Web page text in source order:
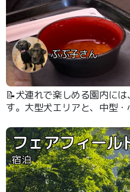
ぶぶ子さん
📝犬連れで楽しめる園内に
す。大型犬エリアと、中型
さんがあるので一休み出来ま
宿泊